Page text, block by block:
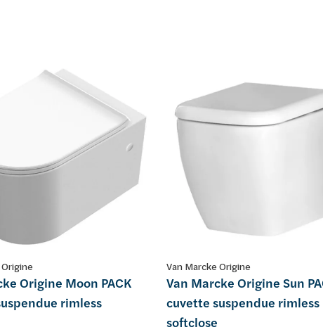
Origine Moon PACK
rimless
Van Marcke Origine
Van Marcke Origine Sun
cuvette suspendue rimless
softclose